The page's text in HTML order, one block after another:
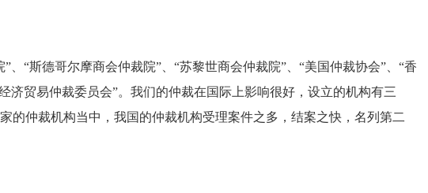
“斯德哥尔摩商会仲裁院”、“苏黎世商会仲裁院”、“美国仲裁协会”、“香
济贸易仲裁委员会”。我们的仲裁在国际上影响很好，设立的机构有三
的仲裁机构当中，我国的仲裁机构受理案件之多，结案之快，名列第二